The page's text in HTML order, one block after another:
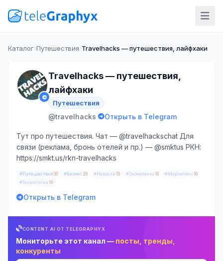
Каталог Путешествия Travelhacks — путешествия, лайфхаки
Travelhacks — путешествия,
лайфхаки
Путешествия
@travelhacks· Открыть в Telegram
Тут про путешествия. Чат — @travelhackschat Для
связи (реклама, бронь отелей и пр.) — @smktus РКН:
https://smkt.us/rkn-travelhacks
#Путешествия 30 #Бизнес 20 #Новости 15 #Экономика 10 #Маркетинг10
#Технологии 10
Открыть в Telegram
CONTENT AI ОТ TELEGRAPHYX
Мониторьте этот канал — посты, тренды,
конкуренты